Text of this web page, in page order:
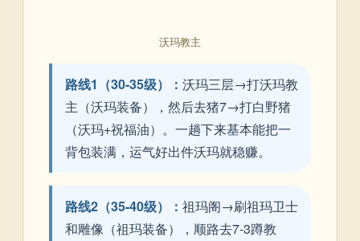
沃玛教主
路线1（30-35级）： 沃玛三层→打沃玛教
主（沃玛装备），然后去猪7→打白野猪
（沃玛+祝福油）。一趟下来基本能把一
背包装满，运气好出件沃玛就稳赚。
路线2（35-40级）： 祖玛阁→刷祖玛卫士
和雕像（祖玛装备），顺路去7-3蹲教